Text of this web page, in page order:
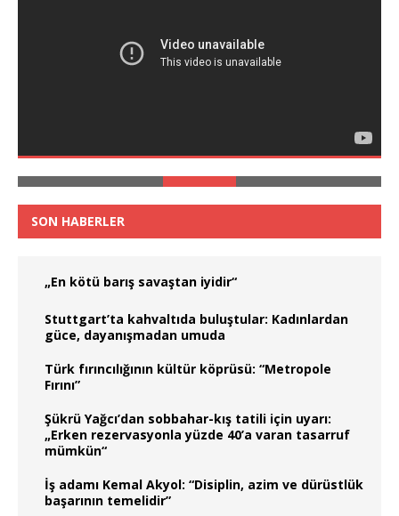
SON HABERLER
„En kötü barış savaştan iyidir“
Stuttgart’ta kahvaltıda buluştular: Kadınlardan
güce, dayanışmadan umuda
Türk fırıncılığının kültür köprüsü: “Metropole
Fırını”
Şükrü Yağcı’dan sobbahar-kış tatili için uyarı:
„Erken rezervasyonla yüzde 40’a varan tasarruf
mümkün“
İş adamı Kemal Akyol: “Disiplin, azim ve dürüstlük
başarının temelidir”